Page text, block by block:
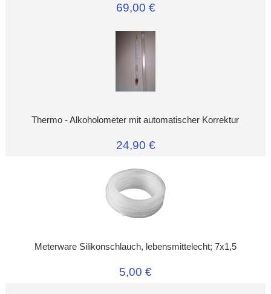
69,00 €
Thermo - Alkoholometer mit automatischer Korrektur
24,90 €
Meterware Silikonschlauch, lebensmittelecht; 7x1,5
5,00 €